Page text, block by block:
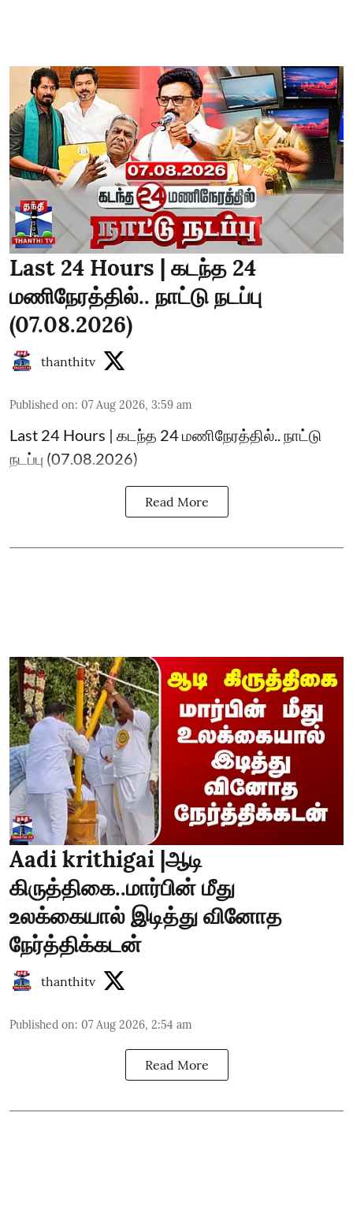
Last 24 Hours | கடந்த 24
மணிநேரத்தில்.. நாட்டு நடப்பு
(07.08.2026)
thanthitv
Published on: 07 Aug 2026, 3:59 am
Last 24 Hours | கடந்த 24 மணிநேரத்தில்.. நாட்டு
நடப்பு (07.08.2026)
Read More
Aadi krithigai |ஆடி
கிருத்திகை..மார்பின் மீது
உலக்கையால் இடித்து வினோத
நேர்த்திக்கடன்
thanthitv
Published on: 07 Aug 2026, 2:54 am
Read More